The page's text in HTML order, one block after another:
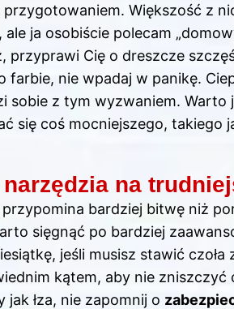
Większość z
, ale ja osobiście polecam
przyprawi Cię o dreszcze
farbie, nie wpadaj w panikę.
sobie z tym wyzwaniem.
się coś mocniejszego, takiego
na
bardziej bitwę niż
sięgnąć po bardziej
jeśli musisz stawić
kątem, aby nie zniszczyć
łza, nie zapomnij o